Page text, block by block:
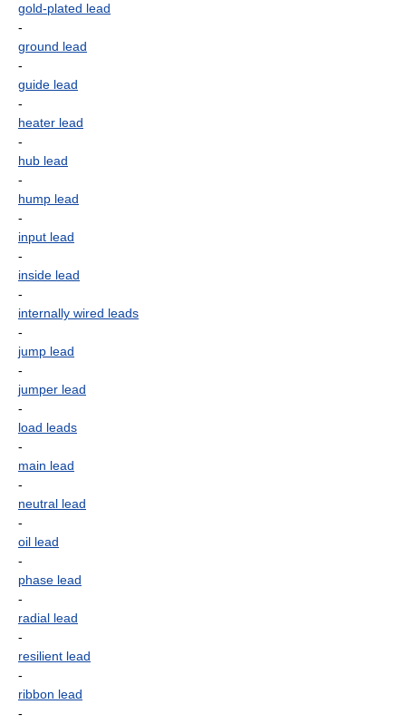
gold-plated lead
-
ground lead
-
guide lead
-
heater lead
-
hub lead
-
hump lead
-
input lead
-
inside lead
-
internally wired leads
-
jump lead
-
jumper lead
-
load leads
-
main lead
-
neutral lead
-
oil lead
-
phase lead
-
radial lead
-
resilient lead
-
ribbon lead
-